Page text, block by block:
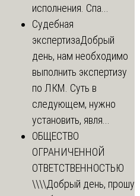
исполнения. Спа...
Судебная
экспертизаДобрый
день, нам необходимо
выполнить экспертизу
по ЛКМ. Суть в
следующем, нужно
установить, явля...
ОБЩЕСТВО
ОГРАНИЧЕННОЙ
ОТВЕТСТВЕННОСТЬЮ
\\\\Добрый день, прошу